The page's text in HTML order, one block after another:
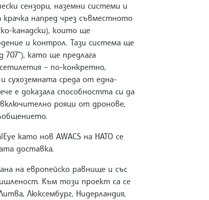
сензори, наземни системи и
напред чрез съвместното
канадски), които ще
и контрол. Тази система ще
707“), като ще предлага
– по-конкретно,
сухоземната среда от една-
е доказала способността си да
рояци от дронове,
като нов AWACS на НАТО се
доставка.
на европейско равнище и със
Към този проект са се
Люксембург, Нидерландия,